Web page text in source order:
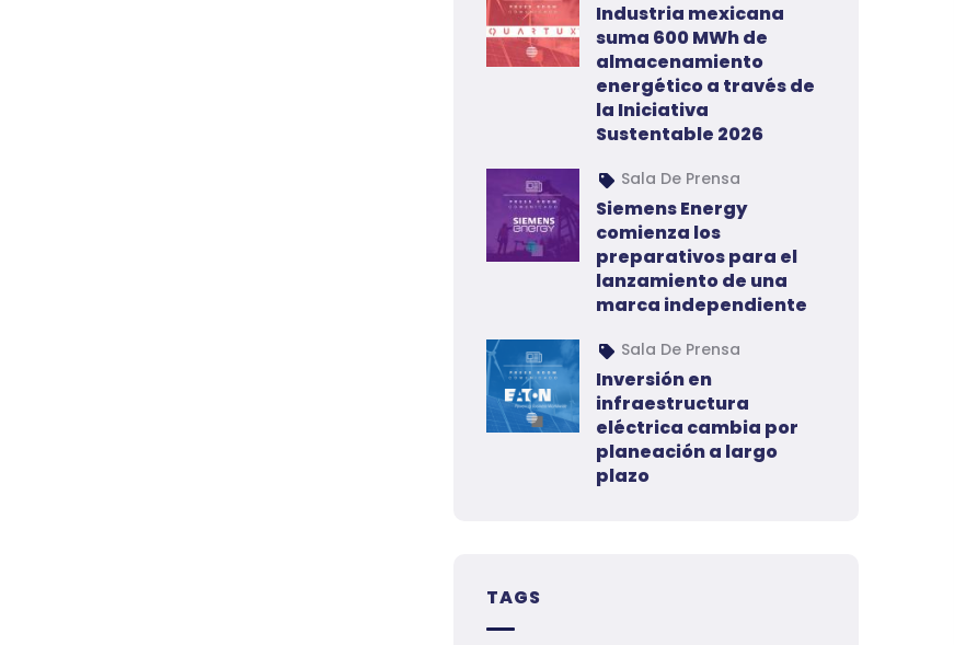
Industria mexicana
suma 600 MWh de
almacenamiento
energético a través de
la Iniciativa
Sustentable 2026
Sala De Prensa
Siemens Energy
comienza los
preparativos para el
lanzamiento de una
marca independiente
Sala De Prensa
Inversión en
infraestructura
eléctrica cambia por
planeación a largo
plazo
TAGS